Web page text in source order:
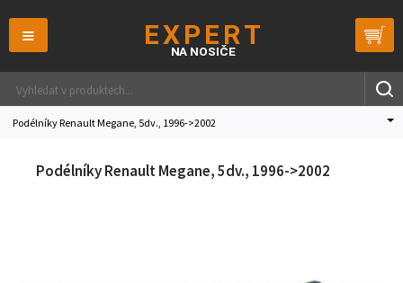
≡
Podélníky Renault Megane, 5dv., 1996->2002
Podélníky Renault Megane, 5dv., 1996->2002